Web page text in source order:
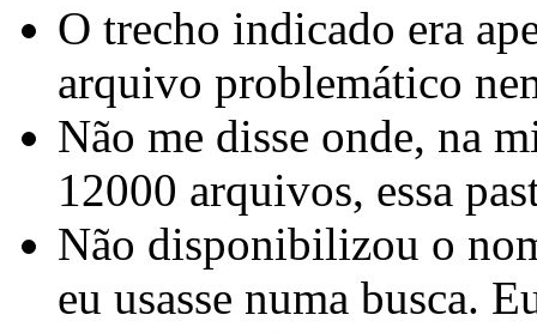
O trecho indicado era
arquivo problemático
Não me disse onde, na
12000 arquivos, essa
Não disponibilizou o
eu usasse numa busca.